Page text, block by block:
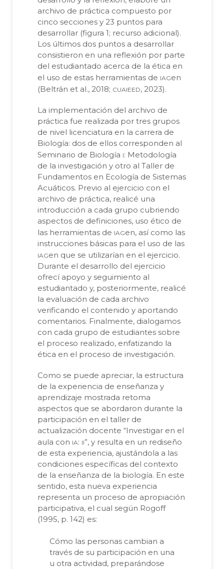
archivo de práctica compuesto por
cinco secciones y 23 puntos para
desarrollar (figura 1; recurso adicional).
Los últimos dos puntos a desarrollar
consistieron en una reflexión por parte
del estudiantado acerca de la ética en
el uso de estas herramientas de iagen
(Beltrán et al., 2018; cuaieed, 2023).
La implementación del archivo de
práctica fue realizada por tres grupos
de nivel licenciatura en la carrera de
Biología: dos de ellos corresponden al
Seminario de Biología i: Metodología
de la investigación y otro al Taller de
Fundamentos en Ecología de Sistemas
Acuáticos. Previo al ejercicio con el
archivo de práctica, realicé una
introducción a cada grupo cubriendo
aspectos de definiciones, uso ético de
las herramientas de iagen, así como las
instrucciones básicas para el uso de las
iagen que se utilizarían en el ejercicio.
Durante el desarrollo del ejercicio
ofrecí apoyo y seguimiento al
estudiantado y, posteriormente, realicé
la evaluación de cada archivo
verificando el contenido y aportando
comentarios. Finalmente, dialogamos
con cada grupo de estudiantes sobre
el proceso realizado, enfatizando la
ética en el proceso de investigación.
Como se puede apreciar, la estructura
de la experiencia de enseñanza y
aprendizaje mostrada retoma
aspectos que se abordaron durante la
participación en el taller de
actualización docente “Investigar en el
aula con ia: ii”, y resulta en un rediseño
de esta experiencia, ajustándola a las
condiciones específicas del contexto
de la enseñanza de la biología. En este
sentido, esta nueva experiencia
representa un proceso de apropiación
participativa, el cual según Rogoff
(1995, p. 142) es:
Cómo las personas cambian a
través de su participación en una
u otra actividad, preparándose